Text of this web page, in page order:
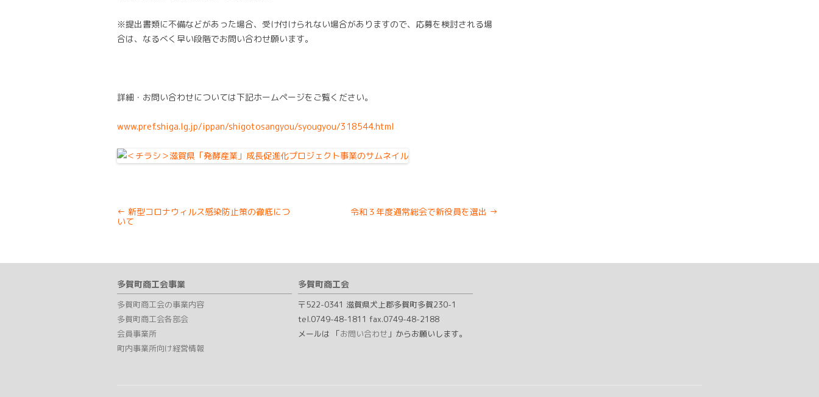
※提出書類に不備などがあった場合、受け付けられない場合がありますので、応募を検討される場
合は、なるべく早い段階でお問い合わせ願います。
詳細・お問い合わせについては下記ホームページをご覧ください。
www.pref.shiga.lg.jp/ippan/shigotosangyou/syougyou/318544.html
Post
navigation
← 新型コロナウィルス感染防止策の徹底につ
いて
令和３年度通常総会で新役員を選出 →
多賀町商工会事業
多賀町商工会の事業内容
多賀町商工会各部会
会員事業所
町内事業所向け経営情報
多賀町商工会
〒522-0341 滋賀県犬上郡多賀町多賀230-1
tel.0749-48-1811 fax.0749-48-2188
メールは 「お問い合わせ 」からお願いします。